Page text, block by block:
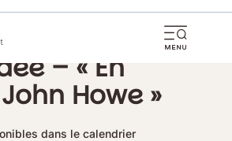
– « En
Howe »
dans le calendrier